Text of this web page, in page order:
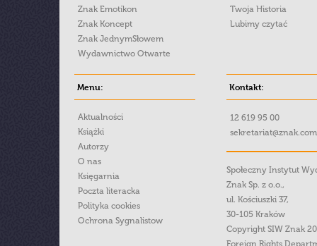
Znak Emotikon
Znak Koncept
Znak JednymSłowem
Wydawnictwo Otwarte
Twoja Historia
Lubimy czytać
Menu:
Aktualności
Książki
Autorzy
O nas
Księgarnia
Poczta literacka
Polityka cookies
Ochrona Sygnalistow
Kontakt:
12 619 95 00
Społeczny Instytut
Znak Sp. z o.o.,
ul. Kościuszki 37,
30-105 Kraków
Copyright SIW Znak
Foreign Rights